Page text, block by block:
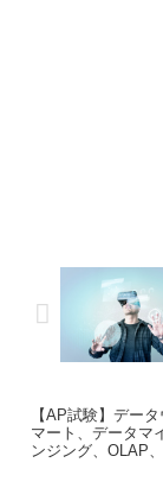
【AP試験】デー
マート、データマ
ンジング、OLAP